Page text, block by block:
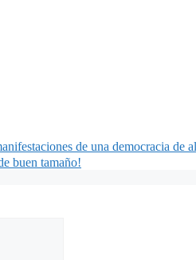
de una democracia de
buen tamaño!